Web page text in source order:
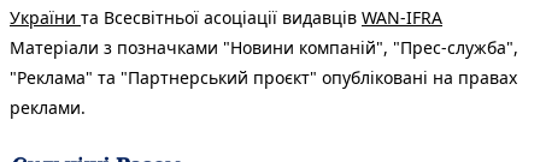
України та Всесвітньої асоціації видавців WAN-IFRA
Матеріали з позначками "Новини компаній", "Прес-служба",
"Реклама" та "Партнерський проєкт" опубліковані на правах
реклами.